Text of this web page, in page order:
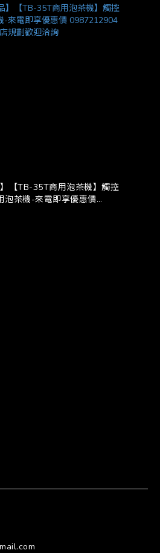
】【TB-35T商用泡茶機】觸控
泡茶機-來電即享優惠價